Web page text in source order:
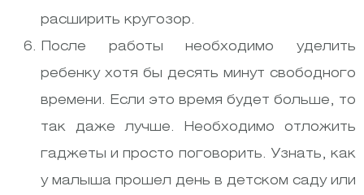
расширить кругозор.
После работы необходимо уделить
ребенку хотя бы десять минут свободного
времени. Если это время будет больше, то
так даже лучше. Необходимо отложить
гаджеты и просто поговорить. Узнать, как
у малыша прошел день в детском саду или